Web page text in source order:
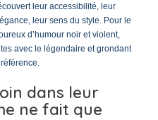
leur accessibilité, leur
leur sens du style. Pour le
d’humour noir et violent,
avec le légendaire et grondant
dans leur
ne fait que